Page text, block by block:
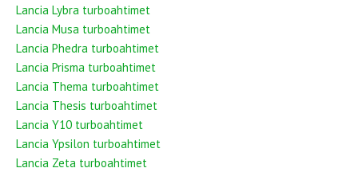
Lancia Lybra turboahtimet
Lancia Musa turboahtimet
Lancia Phedra turboahtimet
Lancia Prisma turboahtimet
Lancia Thema turboahtimet
Lancia Thesis turboahtimet
Lancia Y10 turboahtimet
Lancia Ypsilon turboahtimet
Lancia Zeta turboahtimet